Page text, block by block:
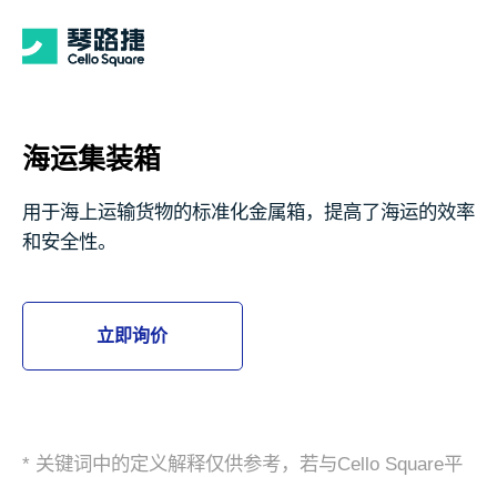
海运集装箱
用于海上运输货物的标准化金属箱，提高了海运的效率
和安全性。
立即询价
* 关键词中的定义解释仅供参考，若与Cello Square平